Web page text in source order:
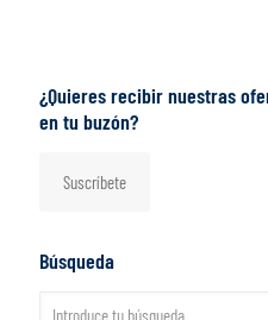
¿Quieres recibir nuestras
en tu buzón?
Suscríbete
Búsqueda